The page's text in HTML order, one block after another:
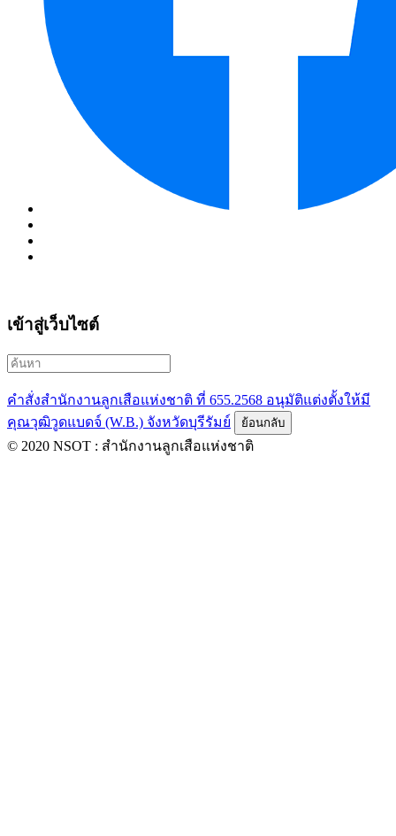
เข้าสู่เว็บไซต์
คำสั่งสำนักงานลูกเสือแห่งชาติ ที่ 655.2568 อนุมัติแต่งตั้งให้มี
คุณวุฒิวูดแบดจ์ (W.B.) จังหวัดบุรีรัมย์
© 2020 NSOT : สำนักงานลูกเสือแห่งชาติ